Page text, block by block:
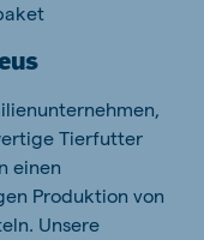
Tierfutter
einen
Produktion von
Unsere